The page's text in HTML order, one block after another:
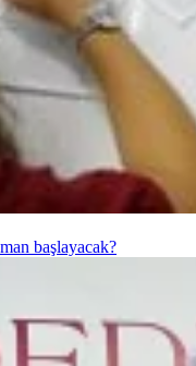
başlayacak?